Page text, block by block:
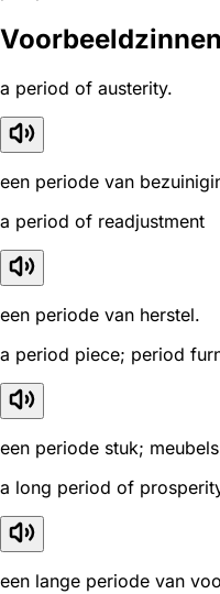
Voorbeeldzinnen
a period of austerity.
een periode van
a period of readjustment
een periode van herstel.
a period piece; period
een periode stuk;
a long period of
een lange periode van